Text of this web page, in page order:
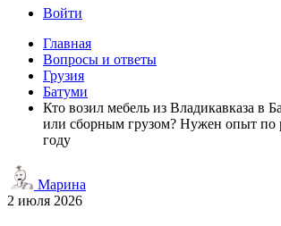
Войти
Главная
Вопросы и ответы
Грузия
Батуми
Кто возил мебель из Владикавказа в
или сборным грузом? Нужен опыт по
году
Марина
2 июля 2026